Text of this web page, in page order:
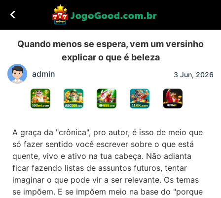
Quando menos se espera, vem um versinho
explicar o que é beleza
admin 3 Jun, 2026
A graça da "crônica", pro autor, é isso de meio que
só fazer sentido você escrever sobre o que está
quente, vivo e ativo na tua cabeça. Não adianta
ficar fazendo listas de assuntos futuros, tentar
imaginar o que pode vir a ser relevante. Os temas
se impõem. E se impõem meio na base do "porque